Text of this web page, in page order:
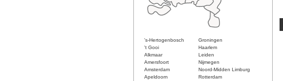
's-Hertogenbosch
Groningen
't Gooi
Haarlem
Alkmaar
Leiden
Amersfoort
Nijmegen
Amsterdam
Noord-Midden Limburg
Apeldoorn
Rotterdam